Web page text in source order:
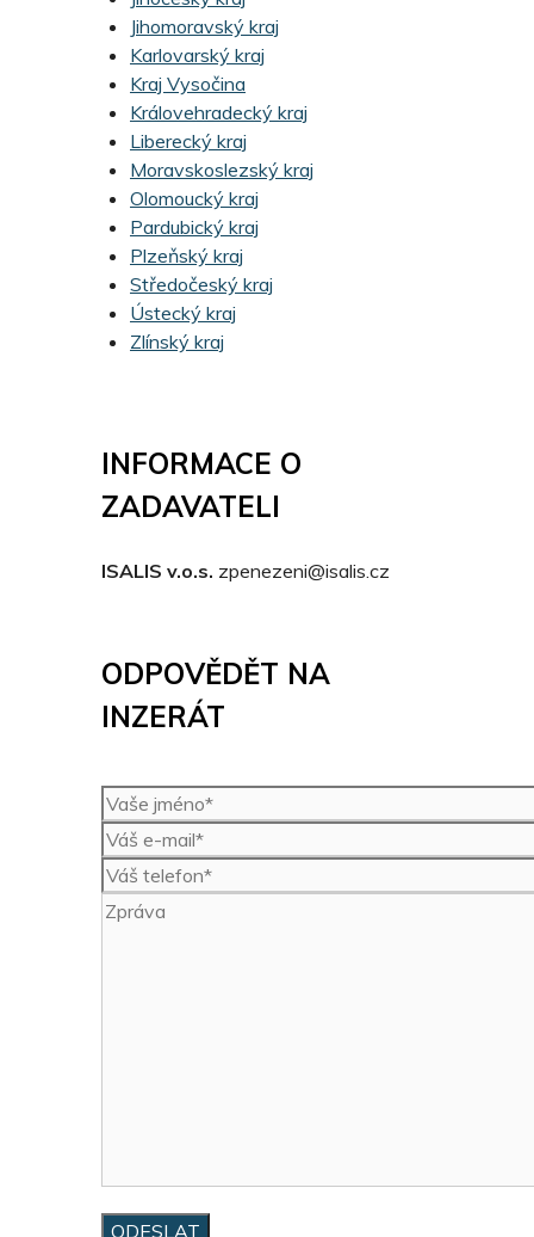
Jihomoravský kraj
Karlovarský kraj
Kraj Vysočina
Královehradecký kraj
Liberecký kraj
Moravskoslezský kraj
Olomoucký kraj
Pardubický kraj
Plzeňský kraj
Středočeský kraj
Ústecký kraj
Zlínský kraj
INFORMACE O
ZADAVATELI
ISALIS v.o.s. zpenezeni@isalis.cz
ODPOVĚDĚT NA
INZERÁT